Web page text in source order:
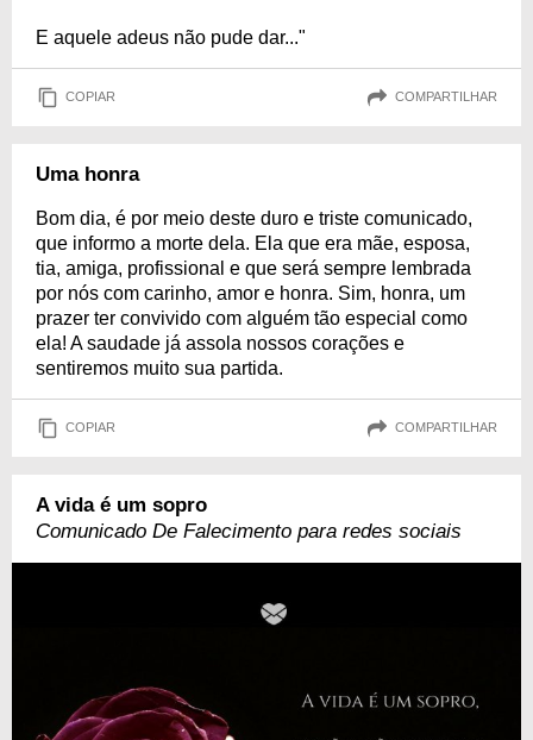
E aquele adeus não pude dar..."
COPIAR COMPARTILHAR
Uma honra
Bom dia, é por meio deste duro e triste comunicado,
que informo a morte dela. Ela que era mãe, esposa,
tia, amiga, profissional e que será sempre lembrada
por nós com carinho, amor e honra. Sim, honra, um
prazer ter convivido com alguém tão especial como
ela! A saudade já assola nossos corações e
sentiremos muito sua partida.
COPIAR COMPARTILHAR
A vida é um sopro
Comunicado De Falecimento para redes sociais